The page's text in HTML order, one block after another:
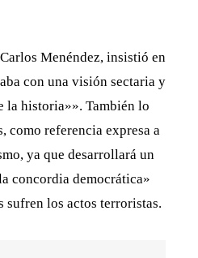
Menéndez, insistió en
con una visión sectaria y
la historia»». También lo
como referencia expresa a
ya que desarrollará un
concordia democrática»
sufren los actos terroristas.